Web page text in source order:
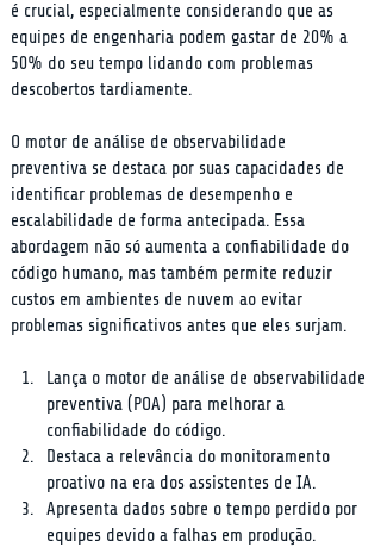
é crucial, especialmente considerando que as
equipes de engenharia podem gastar de 20% a
50% do seu tempo lidando com problemas
descobertos tardiamente.
O motor de análise de observabilidade
preventiva se destaca por suas capacidades de
identificar problemas de desempenho e
escalabilidade de forma antecipada. Essa
abordagem não só aumenta a confiabilidade do
código humano, mas também permite reduzir
custos em ambientes de nuvem ao evitar
problemas significativos antes que eles surjam.
Lança o motor de análise de observabilidade
preventiva (POA) para melhorar a
confiabilidade do código.
Destaca a relevância do monitoramento
proativo na era dos assistentes de IA.
Apresenta dados sobre o tempo perdido por
equipes devido a falhas em produção.